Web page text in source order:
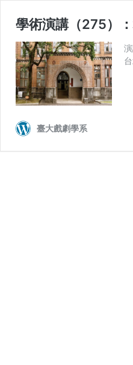
學術演講（275）
臺大戲劇學系